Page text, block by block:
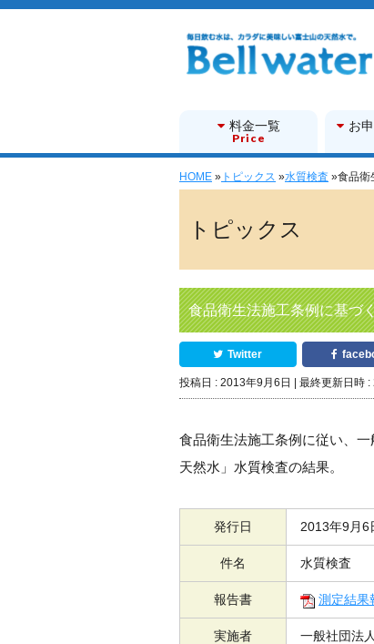
料金一覧
Price
お
HOME » トピックス »水質検査 »食品衛
トピックス
食品衛生法施工条例に基づ
Twitter
投稿日 : 2013年9月6日 最終更新日時 :
食品衛生法施工条例に従い、
天然水」水質検査の結果。
発行日 2013年9月6
件名 水質検査
報告書 測定結果
実施者 一般社団法